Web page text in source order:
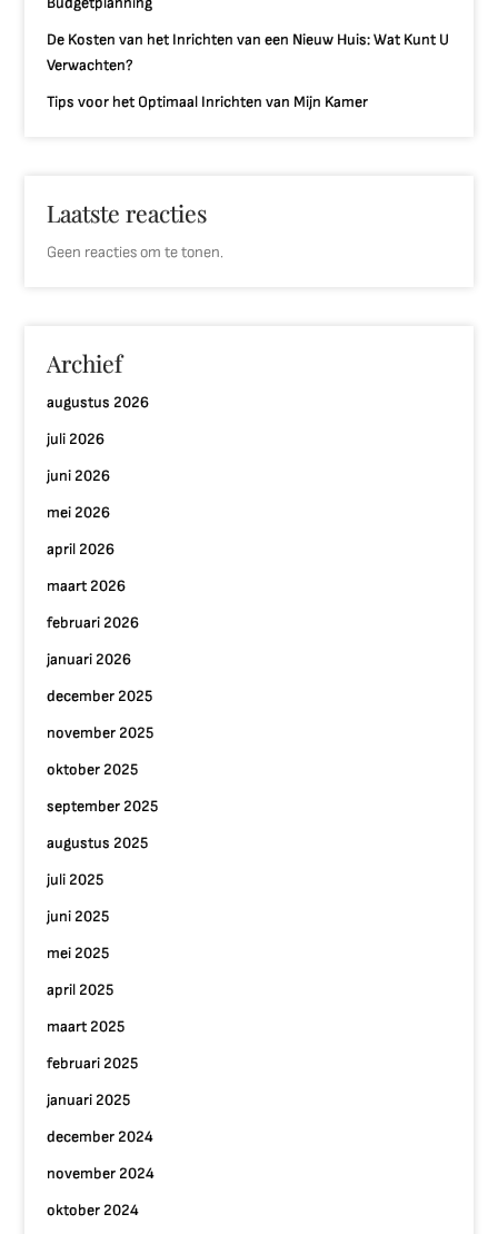
De Kosten van het Inrichten van een Nieuw Huis: Wat Kunt U
Verwachten?
Tips voor het Optimaal Inrichten van Mijn Kamer
Laatste reacties
Geen reacties om te tonen.
Archief
augustus 2026
juli 2026
juni 2026
mei 2026
april 2026
maart 2026
februari 2026
januari 2026
december 2025
november 2025
oktober 2025
september 2025
augustus 2025
juli 2025
juni 2025
mei 2025
april 2025
maart 2025
februari 2025
januari 2025
december 2024
november 2024
oktober 2024